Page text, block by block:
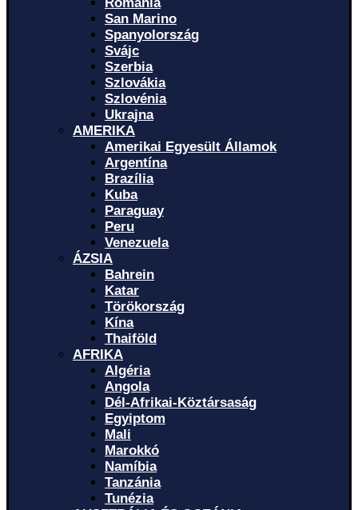
San Marino
Spanyolország
Svájc
Szerbia
Szlovákia
Szlovénia
Ukrajna
AMERIKA
Amerikai Egyesült Államok
Argentína
Brazília
Kuba
Paraguay
Peru
Venezuela
ÁZSIA
Bahrein
Katar
Törökország
Kína
Thaiföld
AFRIKA
Algéria
Angola
Dél-Afrikai-Köztársaság
Egyiptom
Mali
Marokkó
Namíbia
Tanzánia
Tunézia